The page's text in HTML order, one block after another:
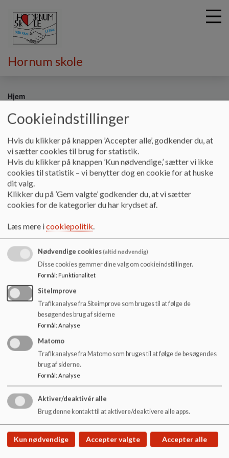
t
Hornum skole
Hjem
Sådan har eleverne det på Hornum
Skole
På Facebook findes en rigtig flot video om Hornum Skole.
Heri kan I se, hvordan hverdagen er for eleverne på Hornum
Skole.
Se filmen på dette link
Hornum skole
Kirkevej 23, 9600 Aars
hornum.skole@vesthimmerland.dk
99668830
Cookieindstillinger
Hvis du klikker på knappen ’Accepter alle’, godkender du, at
vi sætter cookies til brug for statistik.
Hvis du klikker på knappen ’Kun nødvendige,’ sætter vi ikke
cookies til statistik – vi benytter dog en cookie for at huske
dit valg.
Klikker du på ’Gem valgte’ godkender du, at vi sætter
cookies for de kategorier du har krydset af.
Læs mere icookiepolitik.
Nødvendige cookies(altid nødvendig)
Disse cookies gemmer dine valg om cookieindstillinger.
Formål: Funktionalitet
SiteImprove
Trafikanalyse fra Siteimprove som bruges til at følge de
besøgendes brug af siderne
Formål: Analyse
Matomo
Trafikanalyse fra Matomo som bruges til at følge de besøgendes
brug af siderne.
Formål: Analyse
Aktiver/deaktivér alle
Brug denne kontakt til at aktivere/deaktivere alle apps.
Kun nødvendige Accepter valgte Accepter alle